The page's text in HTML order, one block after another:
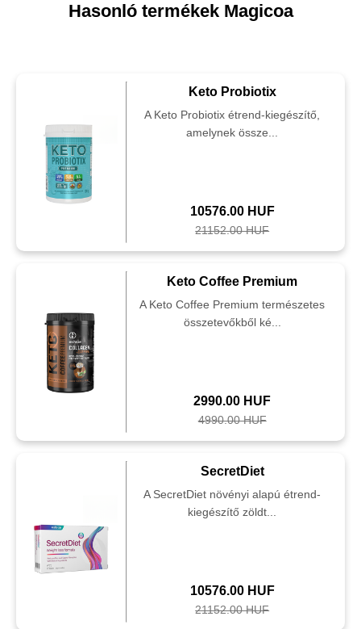
Hasonló termékek Magicoa
Keto Probiotix
A Keto Probiotix étrend-kiegészítő,
amelynek össze...
10576.00 HUF
21152.00 HUF
Keto Coffee Premium
A Keto Coffee Premium természetes
összetevőkből ké...
2990.00 HUF
4990.00 HUF
SecretDiet
A SecretDiet növényi alapú étrend-
kiegészítő zöldt...
10576.00 HUF
21152.00 HUF